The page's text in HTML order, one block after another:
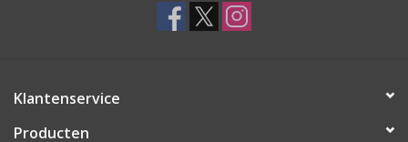
Klantenservice
Producten